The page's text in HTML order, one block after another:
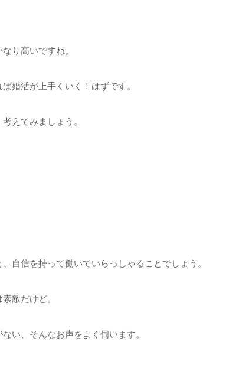
り高いですね。
婚活が上手くいく！はずです。
えてみましょう。
自信を持って働いていらっしゃることでしょう。
敵だけど。
い、そんなお声をよく伺います。